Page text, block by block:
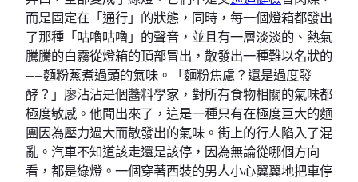
而是固定在「通行」的狀態，同時，每一個燈箱都發出
了那種「咕嚕咕嚕」的聲音，並且有一層淡淡的、熱氣
騰騰的白霧從燈箱的頂部冒出，散發出一種難以名狀的
——麵粉蒸煮過頭的氣味。「麵粉焦慮？還是過度發
酵？」廖沾沾是個醬料學家，對所有食物相關的氣味都
極度敏感。他聞出來了，這是一種只有在極度巨大的麵
團因為壓力過大而散發出的氣味。街上的行人陷入了混
亂。汽車不知道該走還是該停，因為無論從哪個方向
看，都是綠燈。一個穿著西裝的男人小心翼翼地把車停